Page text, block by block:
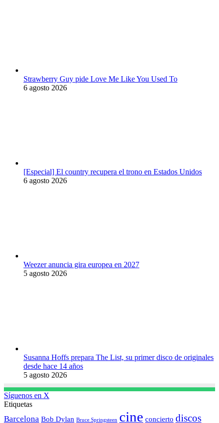
Strawberry Guy pide Love Me Like You Used To
6 agosto 2026
[Especial] El country recupera el trono en Estados Unidos
6 agosto 2026
Weezer anuncia gira europea en 2027
5 agosto 2026
Susanna Hoffs prepara The List, su primer disco de originales
desde hace 14 años
5 agosto 2026
Síguenos en X
Etiquetas
Barcelona Bob Dylan Bruce Springsteen cine concierto discos